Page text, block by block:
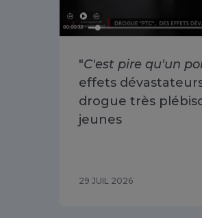
"C'est pire qu'un
effets
drogue très
jeunes
29 JUIL 2026